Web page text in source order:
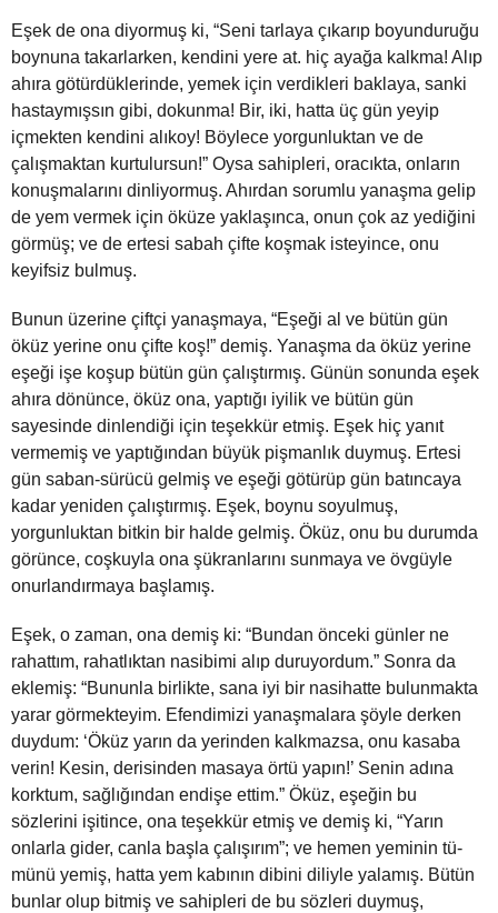
Eşek de ona diyormuş ki, “Seni tarlaya çıkarıp boyunduruğu
boynuna takarlarken, kendini yere at. hiç ayağa kalkma! Alıp
ahıra götürdüklerinde, yemek için verdikleri baklaya, sanki
hastaymışsın gibi, dokunma! Bir, iki, hatta üç gün yeyip
içmekten kendini alıkoy! Böylece yorgunluktan ve de
çalışmaktan kurtulursun!” Oysa sahipleri, oracıkta, onların
konuşmalarını dinliyormuş. Ahırdan sorumlu yanaşma gelip
de yem vermek için öküze yaklaşınca, onun çok az yediğini
görmüş; ve de ertesi sabah çifte koş­mak isteyince, onu
keyifsiz bulmuş.
Bunun üzerine çiftçi yanaşmaya, “Eşeği al ve bütün gün
öküz yerine onu çifte koş!” demiş. Yanaş­ma da öküz yerine
eşeği işe koşup bütün gün çalıştırmış. Günün sonunda eşek
ahıra dönünce, öküz ona, yaptığı iyilik ve bütün gün
sayesinde dinlendiği için teşekkür etmiş. Eşek hiç yanıt
vermemiş ve yaptığından büyük pişmanlık duymuş. Ertesi
gün saban-sürücü gelmiş ve eşeği götürüp gün batıncaya
kadar yeniden çalıştırmış. Eşek, boynu soyulmuş,
yorgunluktan bitkin bir halde gelmiş. Öküz, onu bu durumda
görünce, coşkuyla ona şükranlarını sunmaya ve övgüyle
onurlandırmaya başlamış.
Eşek, o zaman, ona demiş ki: “Bundan önceki günler ne
rahattım, rahatlıktan nasibimi alıp duruyordum.” Sonra da
eklemiş: “Bununla birlikte, sana iyi bir nasihatte bulunmakta
yarar görmekteyim. Efendimizi yanaşmalara şöyle derken
duydum: ‘Öküz yarın da yerinden kalkmazsa, onu kasaba
verin! Kesin, derisinden masaya örtü yapın!’ Senin adına
korktum, sağlığından endişe ettim.” Öküz, eşeğin bu
sözlerini işitince, ona teşekkür etmiş ve demiş ki, “Yarın
onlarla gider, canla başla çalışırım”; ve hemen yeminin tü­
münü yemiş, hatta yem kabının dibini diliyle yalamış. Bütün
bunlar olup bitmiş ve sahipleri de bu sözleri duymuş,